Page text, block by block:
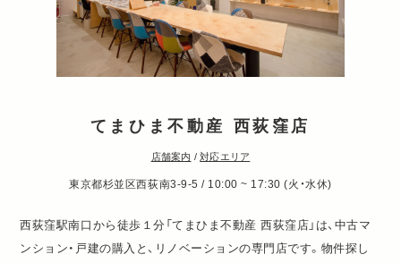
てまひま不動産 西荻窪店
店舗案内 /対応エリア
東京都杉並区西荻南3-9-5 / 10:00 ~ 17:30 (火・水休)
西荻窪駅南口から徒歩１分「てまひま不動産 西荻窪店」は、中古マ
ンション・戸建の購入と、リノベーションの専門店です。物件探し